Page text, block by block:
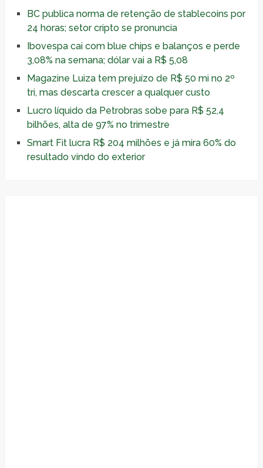
BC publica norma de retenção de stablecoins por
24 horas; setor cripto se pronuncia
Ibovespa cai com blue chips e balanços e perde
3,08% na semana; dólar vai a R$ 5,08
Magazine Luiza tem prejuízo de R$ 50 mi no 2º
tri, mas descarta crescer a qualquer custo
Lucro líquido da Petrobras sobe para R$ 52,4
bilhões, alta de 97% no trimestre
Smart Fit lucra R$ 204 milhões e já mira 60% do
resultado vindo do exterior